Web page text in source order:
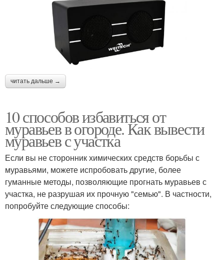
читать дальше →
10 способов избавиться от
муравьев в огороде. Как вывести
муравьев с участка
Если вы не сторонник химических средств борьбы с
муравьями, можете испробовать другие, более
гуманные методы, позволяющие прогнать муравьев с
участка, не разрушая их прочную "семью". В частности,
попробуйте следующие способы: